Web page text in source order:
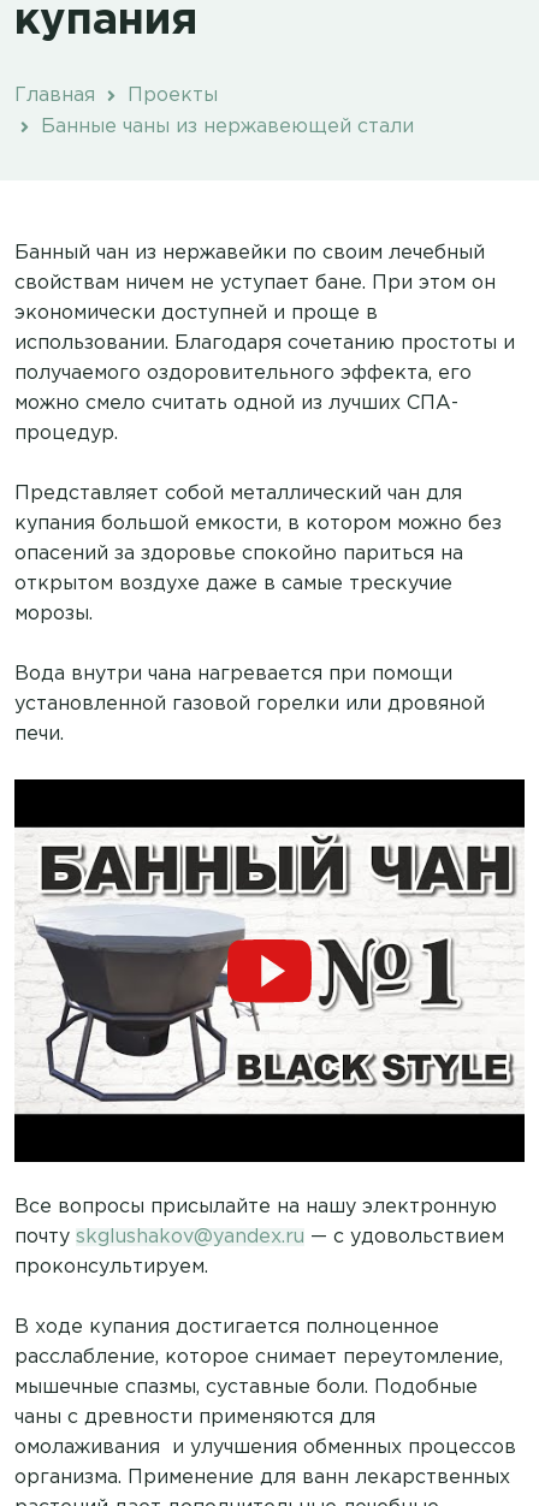
купания
Главная
Проекты
Банные чаны из нержавеющей стали
Банный чан из нержавейки по своим лечебный
свойствам ничем не уступает бане. При этом он
экономически доступней и проще в
использовании. Благодаря сочетанию простоты и
получаемого оздоровительного эффекта, его
можно смело считать одной из лучших СПА-
процедур.
Представляет собой металлический чан для
купания большой емкости, в котором можно без
опасений за здоровье спокойно париться на
открытом воздухе даже в самые трескучие
морозы.
Вода внутри чана нагревается при помощи
установленной газовой горелки или дровяной
печи.
Все вопросы присылайте на нашу электронную
почту skglushakov@yandex.ru — с удовольствием
проконсультируем.
В ходе купания достигается полноценное
расслабление, которое снимает переутомление,
мышечные спазмы, суставные боли. Подобные
чаны с древности применяются для
омолаживания и улучшения обменных процессов
организма. Применение для ванн лекарственных